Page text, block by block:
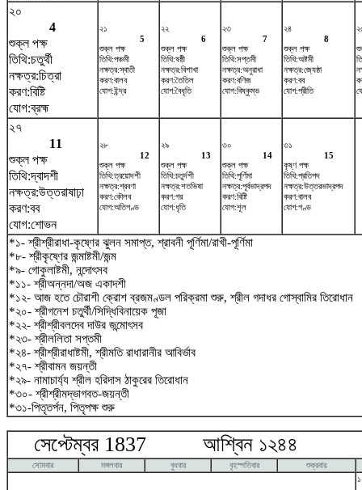
২০
4
শুক্ল পক্ষ
তিথি:চতুর্থী
নক্ষত্র:চিত্রা
করণ:বিষ্টি
যোগ:ব্রহ্ম
২১
5
শুক্ল পক্ষ
তিথি:পঞ্চমী
নক্ষত্র:স্বাতী
করণ:বালব
যোগ:ইন্দ্র
২২
6
শুক্ল পক্ষ
তিথি:ষষ্ঠী
নক্ষত্র:বিশাখা
করণ:তৈতিল
যোগ:বৈধৃতি
২৩
7
শুক্ল পক্ষ
তিথি:সপ্তমী
নক্ষত্র:অনুরাধা
করণ:বণিজ
যোগ:বিষ্কুম্ভ
২৪
8
শুক্ল পক্ষ
তিথি:অষ্টমী
নক্ষত্র:জ্যেষ্ঠা
করণ:বব
যোগ:প্রীতি
২৭
11
শুক্ল পক্ষ
তিথি:দ্বাদশী
নক্ষত্র:উত্তরাষাঢ়া
করণ:বব
যোগ:শোভন
২৮
12
শুক্ল পক্ষ
তিথি:ত্রয়োদশী
নক্ষত্র:শ্রবণা
করণ:কৌলব
যোগ:অতিগণ্ড
২৯
13
শুক্ল পক্ষ
তিথি:চতুর্দশী
নক্ষত্র:শতভিষ‌া
করণ:গর
যোগ:ধৃতি
৩০
14
শুক্ল পক্ষ
তিথি:পূর্ণিমা
নক্ষত্র:পূর্বভাদ্রপদ
করণ:বিষ্টি
যোগ:শূল
৩১
15
কৃষ্ণ পক্ষ
তিথি:প্রতিপদ
নক্ষত্র:উত্তরভাদ্রপদ
করণ:বালব
যোগ:গণ্ড
*১- শ্রীশ্রীরাধা-কৃষ্ণের ঝুলন সমাপ্ত, শ্রাবনী পূর্ণিমা/রাখী-পূর্ণিমা
*৮- শ্রীকৃষ্ণের জন্মাষ্টমী/জন্ম
*৯- গোকুলাষ্টমী, নন্দোৎসব
*১১- শ্রীঅন্নদা/অজ একাদশী
*১২- আজ হতে চৌরাশী ক্রোশ ব্রজমণ্ডল পরিক্রমা শুরু, শ্রীল গদাধর গোস্বামির তিরোধান
*২০- শ্রীগনেশ চতুর্থী/সিদ্ধিবিনায়েক পূজা
*২২- শ্রীশ্রীবলদেব দাউর জন্মোৎসব
*২৩- শ্রীললিতা সপ্তমী
*২৪- শ্রীশ্রীরাধাষ্টমী, শ্রীমতি রাধারানীর আবির্ভাব
*২৭- শ্রীবামন জয়ন্তী
*২৯- নামাচার্য্য শ্রীল হরিদাস ঠাকুরের তিরোধান
*৩০- শ্রীশ্রীমদ্ভাগবত-জয়ন্তী
*৩১-পিতৃতর্পন, পিতৃপক্ষ শুরু
সেপ্টেম্বর 1837 আশ্বিন ১২৪৪
সোমবার মঙ্গলবার বুধবার বৃহস্পতিবার
শুক্রবার
১